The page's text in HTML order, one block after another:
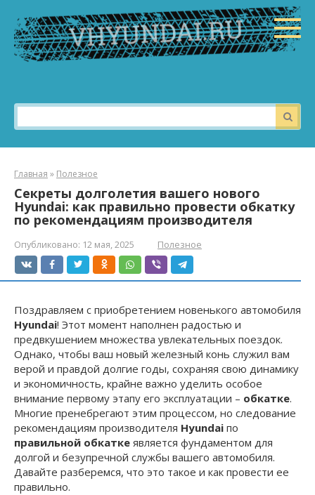
контенту
Поиск:
Главная » Полезное
Секреты долголетия вашего нового
Hyundai: как правильно провести обкатку
по рекомендациям производителя
Опубликовано: 12 мая, 2025 Полезное
Поздравляем с приобретением новенького автомобиля
Hyundai! Этот момент наполнен радостью и
предвкушением множества увлекательных поездок.
Однако, чтобы ваш новый железный конь служил вам
верой и правдой долгие годы, сохраняя свою динамику
и экономичность, крайне важно уделить особое
внимание первому этапу его эксплуатации – обкатке.
Многие пренебрегают этим процессом, но следование
рекомендациям производителя Hyundai по
правильной обкатке является фундаментом для
долгой и безупречной службы вашего автомобиля.
Давайте разберемся, что это такое и как провести ее
правильно.